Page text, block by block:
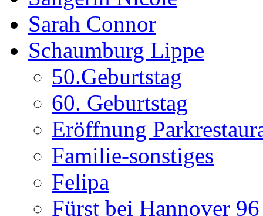
Sarah Connor
Schaumburg Lippe
50.Geburtstag
60. Geburtstag
Eröffnung
Familie-sonstiges
Felipa
Fürst bei Hannover 96